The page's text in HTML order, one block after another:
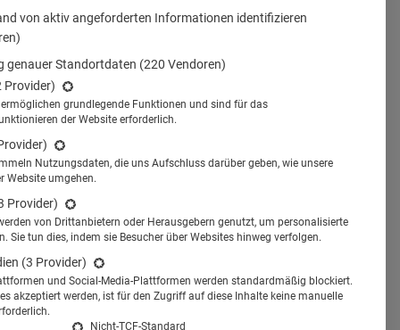
von aktiv angeforderten Informationen identifizieren
genauer Standortdaten (220 Vendoren)
Provider)
ermöglichen grundlegende Funktionen und sind für das
der Website erforderlich.
Nutzungsdaten, die uns Aufschluss darüber geben, wie unsere
Website umgehen.
Provider)
von Drittanbietern oder Herausgebern genutzt, um personalisierte
Sie tun dies, indem sie Besucher über Websites hinweg verfolgen.
(3 Provider)
und Social-Media-Plattformen werden standardmäßig blockiert.
akzeptiert werden, ist für den Zugriff auf diese Inhalte keine manuelle
Nicht-TCF-Standard